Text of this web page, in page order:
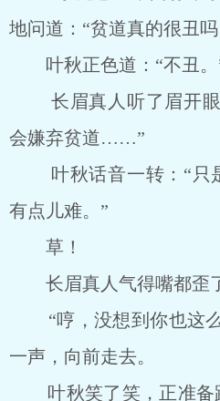
地问道：“贫道真的很丑吗
叶秋正色道：“不丑。
长眉真人听了眉开眼
会嫌弃贫道……”
叶秋话音一转：“只是
有点儿难。”
草！
长眉真人气得嘴都歪
“哼，没想到你也这么
一声，向前走去。
叶秋笑了笑，正准备